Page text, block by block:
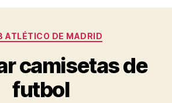
Categorías
ATLÉTICO DE MADRID
camisetas de
futbol